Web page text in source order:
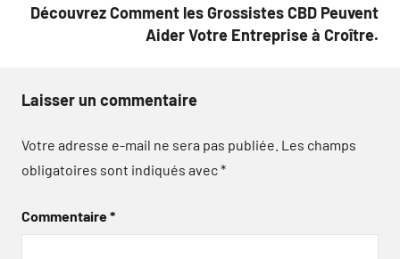
Découvrez Comment les Grossistes CBD Peuvent
Aider Votre Entreprise à Croître.
Laisser un commentaire
Votre adresse e-mail ne sera pas publiée. Les champs
obligatoires sont indiqués avec*
Commentaire*